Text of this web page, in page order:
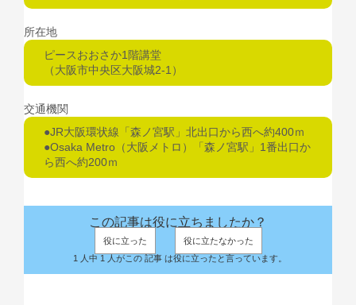
所在地
ピースおおさか1階講堂
（大阪市中央区大阪城2-1）
交通機関
●JR大阪環状線「森ノ宮駅」北出口から西へ約400ｍ
●Osaka Metro（大阪メトロ）「森ノ宮駅」1番出口か
ら西へ約200ｍ
この記事は役に立ちましたか？
役に立った
役に立たなかった
1 人中 1 人がこの 記事 は役に立ったと言っています。